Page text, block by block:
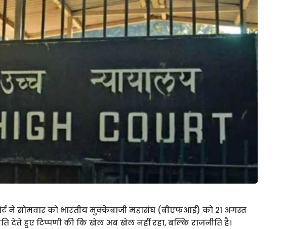
ने सोमवार को भारतीय मुक्केबाजी महासंघ (बीएफआई) को 21 अगस्त
हुए टिप्पणी की कि खेल अब खेल नहीं रहा, बल्कि राजनीति है।